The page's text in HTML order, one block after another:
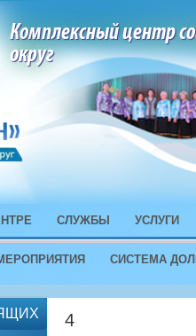
Комплексный центр
округ
СЛУЖБЫ УСЛУГИ
СИСТЕМА
4